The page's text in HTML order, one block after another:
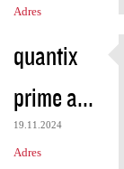
Adres
quantix
prime a...
19.11.2024
Adres